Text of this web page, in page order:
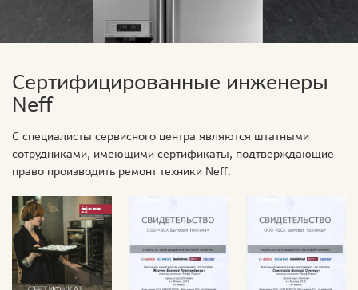
Сертифицированные инженеры
Neff
С специалисты сервисного центра являются штатными
сотрудниками, имеющими сертификаты, подтверждающие
право производить ремонт техники Neff.